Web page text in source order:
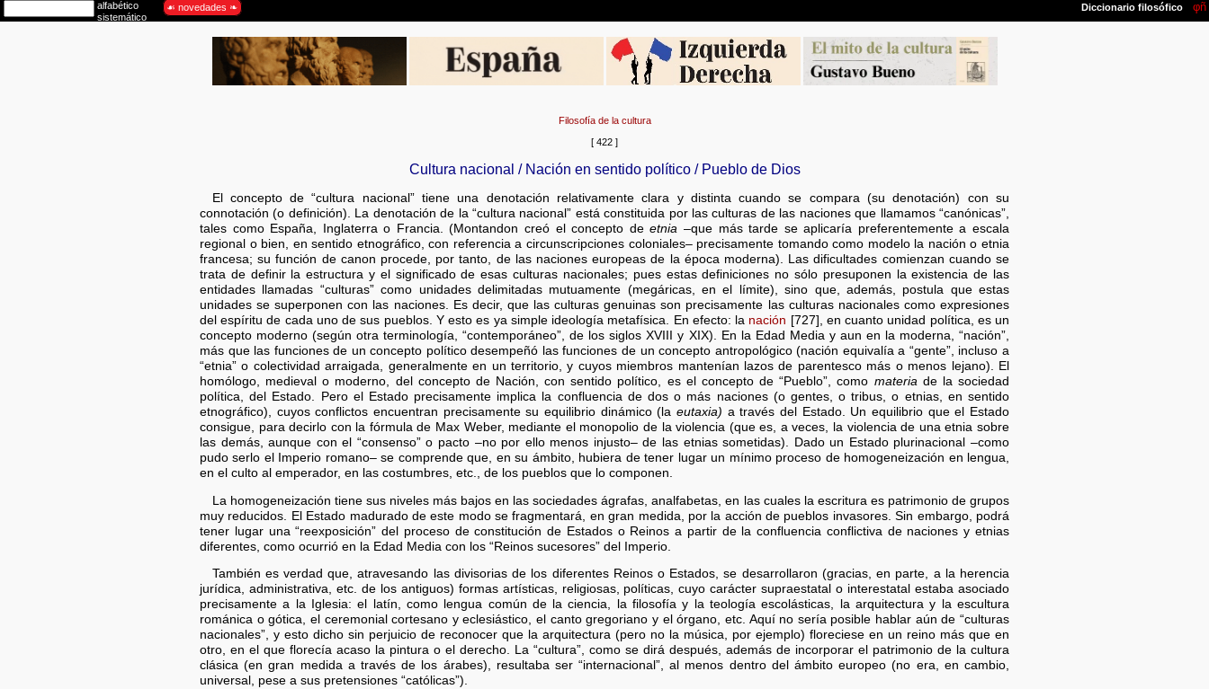
Filosofía de la cultura
[ 422 ]
Cultura nacional / Nación en sentido político / Pueblo de Dios
El concepto de “cultura nacional” tiene una denotación relativamente clara y distinta cuando se compara (su denotación) con su
connotación (o definición). La denotación de la “cultura nacional” está constituida por las culturas de las naciones que llamamos “canónicas”,
tales como España, Inglaterra o Francia. (Montandon creó el concepto deetnia –que más tarde se aplicaría preferentemente a escala
regional o bien, en sentido etnográfico, con referencia a circunscripciones coloniales– precisamente tomando como modelo la nación o etnia
francesa; su función de canon procede, por tanto, de las naciones europeas de la época moderna). Las dificultades comienzan cuando se
trata de definir la estructura y el significado de esas culturas nacionales; pues estas definiciones no sólo presuponen la existencia de las
entidades llamadas “culturas” como unidades delimitadas mutuamente (megáricas, en el límite), sino que, además, postula que estas
unidades se superponen con las naciones. Es decir, que las culturas genuinas son precisamente las culturas nacionales como expresiones
del espíritu de cada uno de sus pueblos. Y esto es ya simple ideología metafísica. En efecto: la nación [727], en cuanto unidad política, es un
concepto moderno (según otra terminología, “contemporáneo”, de los siglos XVIII y XIX). En la Edad Media y aun en la moderna, “nación”,
más que las funciones de un concepto político desempeñó las funciones de un concepto antropológico (nación equivalía a “gente”, incluso a
“etnia” o colectividad arraigada, generalmente en un territorio, y cuyos miembros mantenían lazos de parentesco más o menos lejano). El
homólogo, medieval o moderno, del concepto de Nación, con sentido político, es el concepto de “Pueblo”, como materiade la sociedad
política, del Estado. Pero el Estado precisamente implica la confluencia de dos o más naciones (o gentes, o tribus, o etnias, en sentido
etnográfico), cuyos conflictos encuentran precisamente su equilibrio dinámico (la eutaxia) a través del Estado. Un equilibrio que el Estado
consigue, para decirlo con la fórmula de Max Weber, mediante el monopolio de la violencia (que es, a veces, la violencia de una etnia sobre
las demás, aunque con el “consenso” o pacto –no por ello menos injusto– de las etnias sometidas). Dado un Estado plurinacional –como
pudo serlo el Imperio romano– se comprende que, en su ámbito, hubiera de tener lugar un mínimo proceso de homogeneización en lengua,
en el culto al emperador, en las costumbres, etc., de los pueblos que lo componen.
La homogeneización tiene sus niveles más bajos en las sociedades ágrafas, analfabetas, en las cuales la escritura es patrimonio de grupos
muy reducidos. El Estado madurado de este modo se fragmentará, en gran medida, por la acción de pueblos invasores. Sin embargo, podrá
tener lugar una “reexposición” del proceso de constitución de Estados o Reinos a partir de la confluencia conflictiva de naciones y etnias
diferentes, como ocurrió en la Edad Media con los “Reinos sucesores” del Imperio.
También es verdad que, atravesando las divisorias de los diferentes Reinos o Estados, se desarrollaron (gracias, en parte, a la herencia
jurídica, administrativa, etc. de los antiguos) formas artísticas, religiosas, políticas, cuyo carácter supraestatal o interestatal estaba asociado
precisamente a la Iglesia: el latín, como lengua común de la ciencia, la filosofía y la teología escolásticas, la arquitectura y la escultura
románica o gótica, el ceremonial cortesano y eclesiástico, el canto gregoriano y el órgano, etc. Aquí no sería posible hablar aún de “culturas
nacionales”, y esto dicho sin perjuicio de reconocer que la arquitectura (pero no la música, por ejemplo) floreciese en un reino más que en
otro, en el que florecía acaso la pintura o el derecho. La “cultura”, como se dirá después, además de incorporar el patrimonio de la cultura
clásica (en gran medida a través de los árabes), resultaba ser “internacional”, al menos dentro del ámbito europeo (no era, en cambio,
universal, pese a sus pretensiones “católicas”).